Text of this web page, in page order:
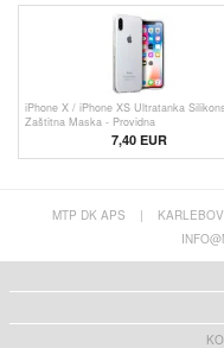
iPhone X / iPhone XS Ultratanka
Zaštitna Maska - Providna
7,40 EUR
MTP DK APS |